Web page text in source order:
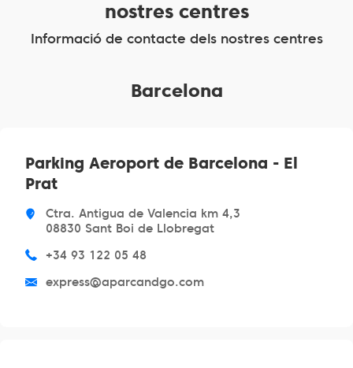
nostres centres
Informació de contacte dels nostres centres
Barcelona
Parking Aeroport de Barcelona - El
Prat
Ctra. Antigua de Valencia km 4,3
08830 Sant Boi de Llobregat
+34 93 122 05 48
express@aparcandgo.com